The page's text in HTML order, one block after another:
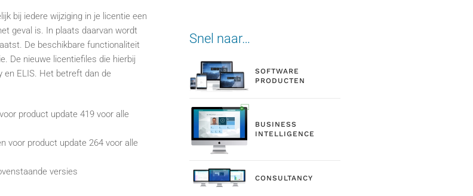
bij iedere wijziging in je licentie een
geval is. In plaats daarvan wordt
De beschikbare functionaliteit
De nieuwe licentiefiles die hierbij
en ELIS. Het betreft dan de
product update 419 voor alle
voor product update 264 voor alle
versies
Snel naar…
SOFTWARE
PRODUCTEN
BUSINESS
INTELLIGENCE
CONSULTANCY